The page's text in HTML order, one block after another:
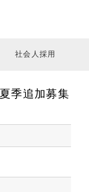
社会人採用
季追加募集